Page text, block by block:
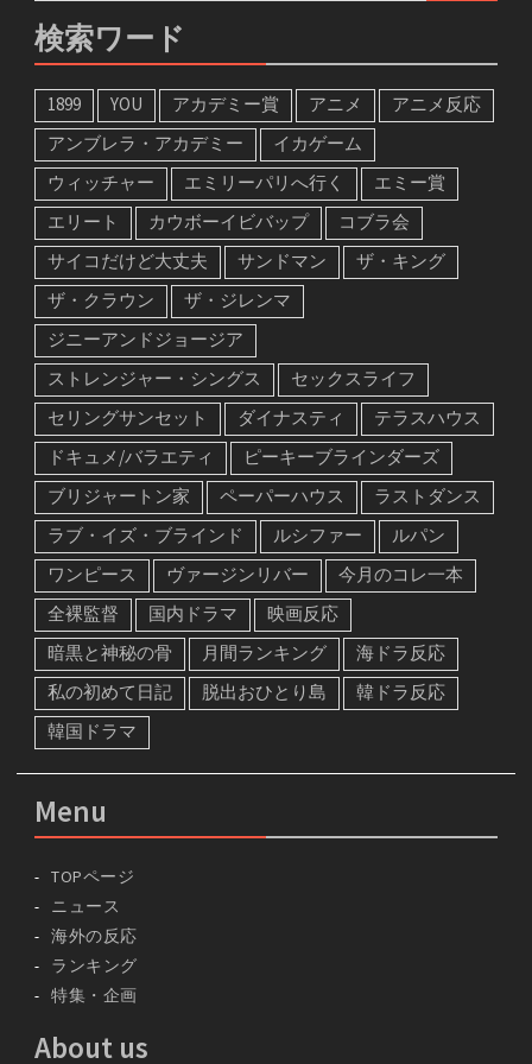
検索ワード
1899 YOU アカデミー賞 アニメ
アニメ反応
アンブレラ・アカデミー
イカゲーム
ウィッチャー
エミリーパリへ行く
エミー賞
エリート
カウボーイビバップ
コブラ会
サイコだけど大丈夫
サンドマン
ザ・キング
ザ・クラウン
ザ・ジレンマ
ジニーアンドジョージア
ストレンジャー・シングス
セックスライフ
セリングサンセット
ダイナスティ
テラスハウス
ドキュメ/バラエティ
ピーキーブラインダーズ
ブリジャートン家
ペーパーハウス
ラストダンス
ラブ・イズ・ブラインド
ルシファー
ルパン
ワンピース
ヴァージンリバー
今月のコレ一本
全裸監督
国内ドラマ
映画反応
暗黒と神秘の骨
月間ランキング
海ドラ反応
私の初めて日記
脱出おひとり島
韓ドラ反応
韓国ドラマ
Menu
TOPページ
ニュース
海外の反応
ランキング
特集・企画
About us